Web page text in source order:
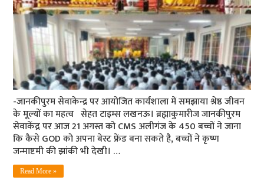
-जानकीपुरम सेवाकेन्द्र पर आयोजित कार्यशाला में समझाया श्रेष्ठ जीवन
के मूल्यों का महत्व सेहत टाइम्स लखनऊ। ब्रह्माकुमारीज जानकीपुरम
सेवाकेंद्र पर आज 21 अगस्त को CMS अलीगंज के 450 बच्चों ने जाना
कि कैसे GOD को अपना बेस्ट फ्रेंड बना सकते है, बच्चों ने कृष्ण
जन्माष्टमी की झांकी भी देखी। …
Read More »